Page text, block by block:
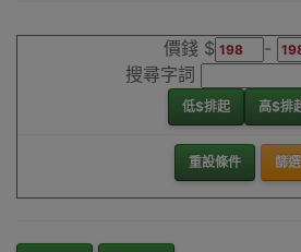
價錢 $
-
搜尋字詞
低$排起 高$排
重設條件 篩選